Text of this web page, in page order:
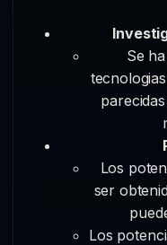
Se
Los
ser
Los